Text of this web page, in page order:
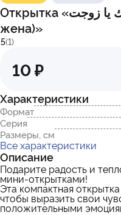
Открытка «احبك يا زوجت (Люблю тебя моя
жена)»
5(1)
Характеристики
Формат
Серия
Размеры, см
Все характеристики
Описание
Подарите радость и
мини-открытками!
Эта компактная
чтобы выразить свои
положительными
10 ₽